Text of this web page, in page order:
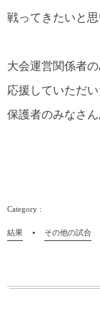
戦ってきたいと思
大会運営関係者
応援していただい
保護者のみなさ
結果 その他の試合